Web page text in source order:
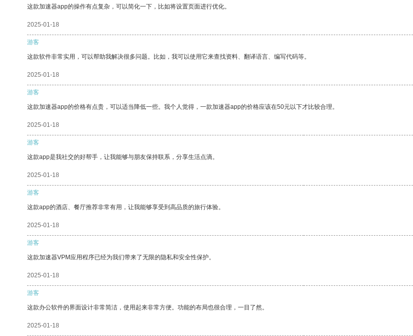
这款加速器app的操作有点复杂，可以简化一下，比如将设置页面进行优化。
2025-01-18
游客
这款软件非常实用，可以帮助我解决很多问题。比如，我可以使用它来查找资料、翻译语言、编写代码等。
2025-01-18
游客
这款加速器app的价格有点贵，可以适当降低一些。我个人觉得，一款加速器app的价格应该在50元以下才比较合理。
2025-01-18
游客
这款app是我社交的好帮手，让我能够与朋友保持联系，分享生活点滴。
2025-01-18
游客
这款app的酒店、餐厅推荐非常有用，让我能够享受到高品质的旅行体验。
2025-01-18
游客
这款加速器VPM应用程序已经为我们带来了无限的隐私和安全性保护。
2025-01-18
游客
这款办公软件的界面设计非常简洁，使用起来非常方便。功能的布局也很合理，一目了然。
2025-01-18